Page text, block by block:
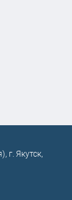
г. Якутск,